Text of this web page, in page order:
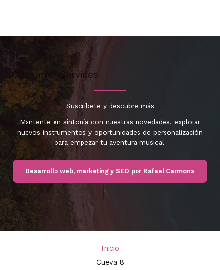
Customer Services
Suscríbete y descubre más
Mantente en sintonía con nuestras novedades, explorar
nuevos instrumentos y oportunidades de personalización
para empezar tu aventura musical.
Desarrollo web, marketing y SEO por Rafael Carmona
Inicio
Cueva 8